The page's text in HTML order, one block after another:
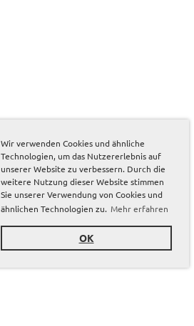
Wir verwenden Cookies und ähnliche
Technologien, um das Nutzererlebnis auf
unserer Website zu verbessern. Durch die
weitere Nutzung dieser Website stimmen
Sie unserer Verwendung von Cookies und
ähnlichen Technologien zu. Mehr erfahren
OK